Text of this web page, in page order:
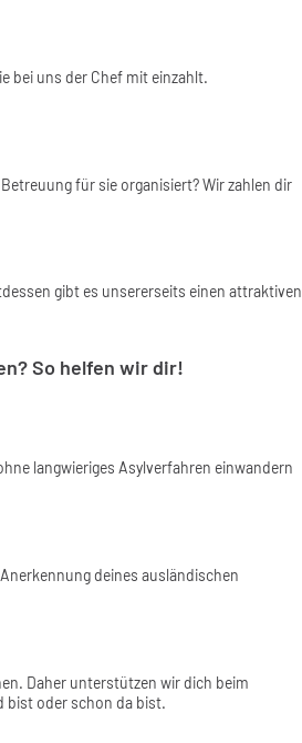
bei uns der Chef mit einzahlt.
für sie organisiert? Wir zahlen dir
gibt es unsererseits einen attraktiven
So helfen wir dir!
langwieriges Asylverfahren einwandern
deines ausländischen
Daher unterstützen wir dich beim
bist oder schon da bist.